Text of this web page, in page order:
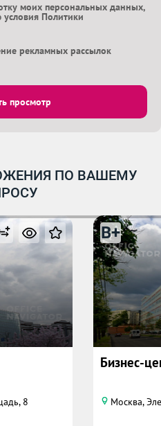
моих персональных данных,
условия Политики
рекламных рассылок
просмотр
ПО ВАШЕМУ
8
B+
Бизнес-
Москва,